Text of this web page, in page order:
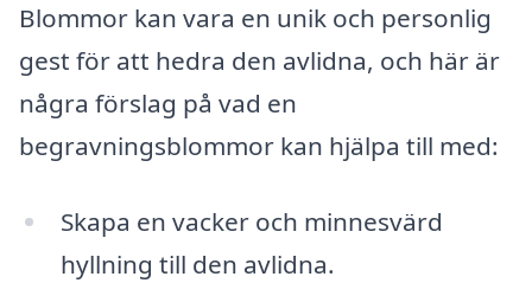
Blommor kan vara en unik och personlig
gest för att hedra den avlidna, och här är
några förslag på vad en
begravningsblommor kan hjälpa till med:
Skapa en vacker och minnesvärd
hyllning till den avlidna.